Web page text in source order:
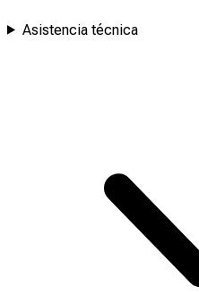
Asistencia técnica